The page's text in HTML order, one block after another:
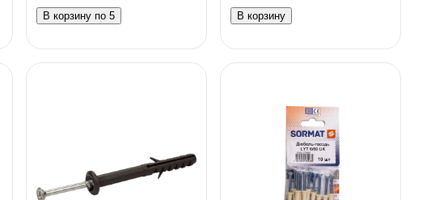
В корзину по 5
В корзину